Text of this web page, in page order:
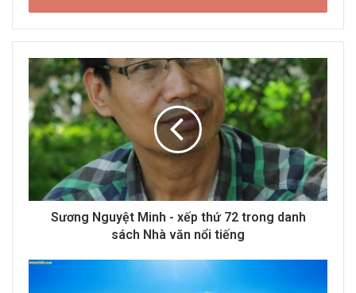
r
y
u
r
E
m
a
i
d
s
Sương Nguyệt Minh - xếp thứ 72 trong danh
sách Nhà văn nổi tiếng